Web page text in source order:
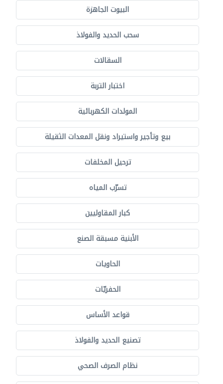
البيوت الجاهزة
سحب الحديد والفولاذ
السقالات
اختبار التربة
المولدات الكهربائية
بيع وتأجير واستيراد ونقل المعدات الثقيلة
ترحيل المخلفات
تسرّب المياه
كبار المقاوليين
الأبنية مسبقة الصنع
الحاويات
الحفريّات
قواعد الأساس
تصنيع الحديد والفولاذ
نظام الصرف الصحي